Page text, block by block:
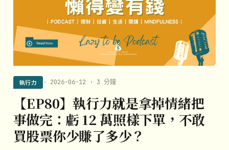
執行力 · 2026-06-12 · 3 分鐘
【EP80】執行力就是拿掉情緒把
事做完：虧 12 萬照樣下單，不敢
買股票你少賺了多少？